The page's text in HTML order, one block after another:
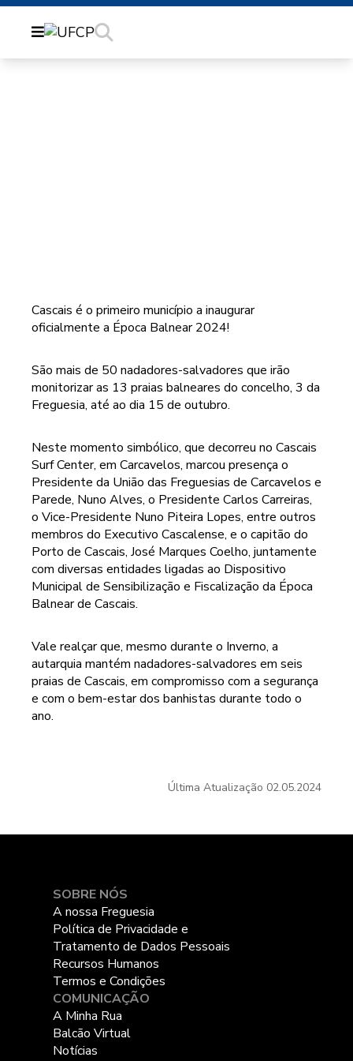
Cascais é o primeiro município a inaugurar
oficialmente a Época Balnear 2024!
São mais de 50 nadadores-salvadores que irão
monitorizar as 13 praias balneares do concelho, 3 da
Freguesia, até ao dia 15 de outubro.
Neste momento simbólico, que decorreu no Cascais
Surf Center, em Carcavelos, marcou presença o
Presidente da União das Freguesias de Carcavelos e
Parede, Nuno Alves, o Presidente Carlos Carreiras,
o Vice-Presidente Nuno Piteira Lopes, entre outros
membros do Executivo Cascalense, e o capitão do
Porto de Cascais, José Marques Coelho, juntamente
com diversas entidades ligadas ao Dispositivo
Municipal de Sensibilização e Fiscalização da Época
Balnear de Cascais.
Vale realçar que, mesmo durante o Inverno, a
autarquia mantém nadadores-salvadores em seis
praias de Cascais, em compromisso com a segurança
e com o bem-estar dos banhistas durante todo o
ano.
Última Atualização 02.05.2024
SOBRE NÓS
A nossa Freguesia
Política de Privacidade e
Tratamento de Dados Pessoais
Recursos Humanos
Termos e Condições
COMUNICAÇÃO
A Minha Rua
Balcão Virtual
Notícias